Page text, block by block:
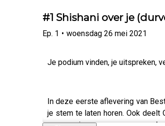
#1 Shishani over je
Ep. 1 • woensdag 26 mei 2021
Je podium vinden, je uitspreken,
In deze eerste aflevering van
je stem te laten horen. Ook deelt